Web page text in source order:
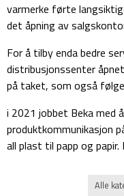
varmerke førte
det åpning av
For å tilby enda bedre
distribusjonssenter
på taket, som også
i 2021 jobbet Beka med
produktkommunikasjon
all plast til papp og